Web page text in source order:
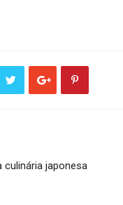
japonesa